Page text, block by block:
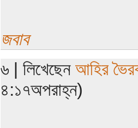
জবাব
৬ | লিখেছেন আহির
৪:১৭অপরাহ্ন)